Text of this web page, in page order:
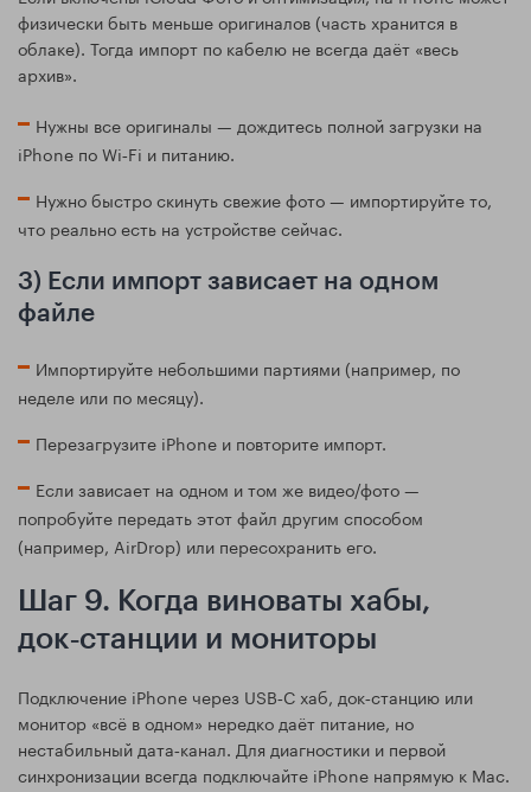
физически быть меньше оригиналов (часть хранится в
облаке). Тогда импорт по кабелю не всегда даёт «весь
архив».
Нужны все оригиналы — дождитесь полной загрузки на
iPhone по Wi‑Fi и питанию.
Нужно быстро скинуть свежие фото — импортируйте то,
что реально есть на устройстве сейчас.
3) Если импорт зависает на одном
файле
Импортируйте небольшими партиями (например, по
неделе или по месяцу).
Перезагрузите iPhone и повторите импорт.
Если зависает на одном и том же видео/фото —
попробуйте передать этот файл другим способом
(например, AirDrop) или пересохранить его.
Шаг 9. Когда виноваты хабы,
док‑станции и мониторы
Подключение iPhone через USB‑C хаб, док‑станцию или
монитор «всё в одном» нередко даёт питание, но
нестабильный дата‑канал. Для диагностики и первой
синхронизации всегда подключайте iPhone напрямую к Mac.